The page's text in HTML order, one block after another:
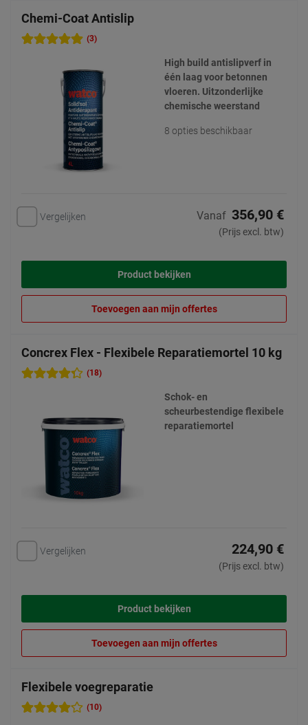
Chemi-Coat Antislip
(3)
High build antislipverf in
één laag voor betonnen
vloeren. Uitzonderlijke
chemische weerstand
8 opties beschikbaar
Vergelijken Vanaf 356,90 €
(Prijs excl. btw)
Product bekijken
Toevoegen aan mijn offertes
Concrex Flex - Flexibele Reparatiemortel 10 kg
(18)
Schok- en
scheurbestendige flexibele
reparatiemortel
Vergelijken 224,90 €
(Prijs excl. btw)
Product bekijken
Toevoegen aan mijn offertes
Flexibele voegreparatie
(10)